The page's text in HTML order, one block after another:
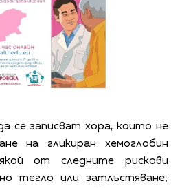
се записват хора, които не
на гликиран хемоглобин
от следните рискови
тегло или затлъстяване;